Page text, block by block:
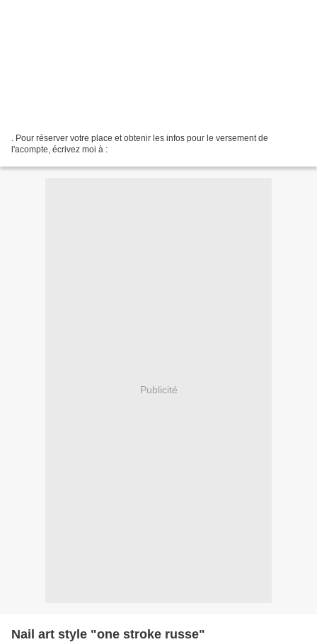
. Pour réserver votre place et obtenir les infos pour le versement de
l'acompte, écrivez moi à :
Publicité
Nail art style "one stroke russe"